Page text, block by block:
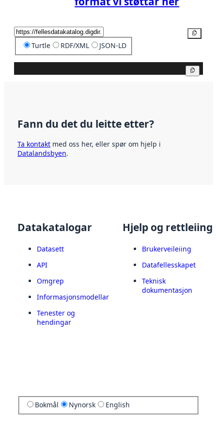
Turtle RDF/XML JSON-LD
Fann du det du leitte etter?
Ta kontakt med oss her, eller spør om hjelp i
Datalandsbyen.
Datakatalogar
Datasett
API
Omgrep
Informasjonsmodellar
Tenester og
hendingar
Hjelp og rettleiing
Brukerveileiing
Datafellesskapet
Teknisk
dokumentasjon
Bokmål Nynorsk English